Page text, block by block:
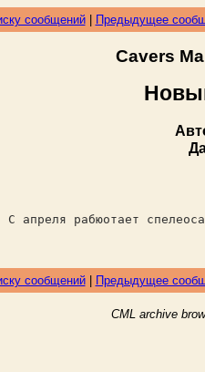
сообщений| Предыдущее
Cavers
С апреля рабюотает
сообщений| Предыдущее
CML archive